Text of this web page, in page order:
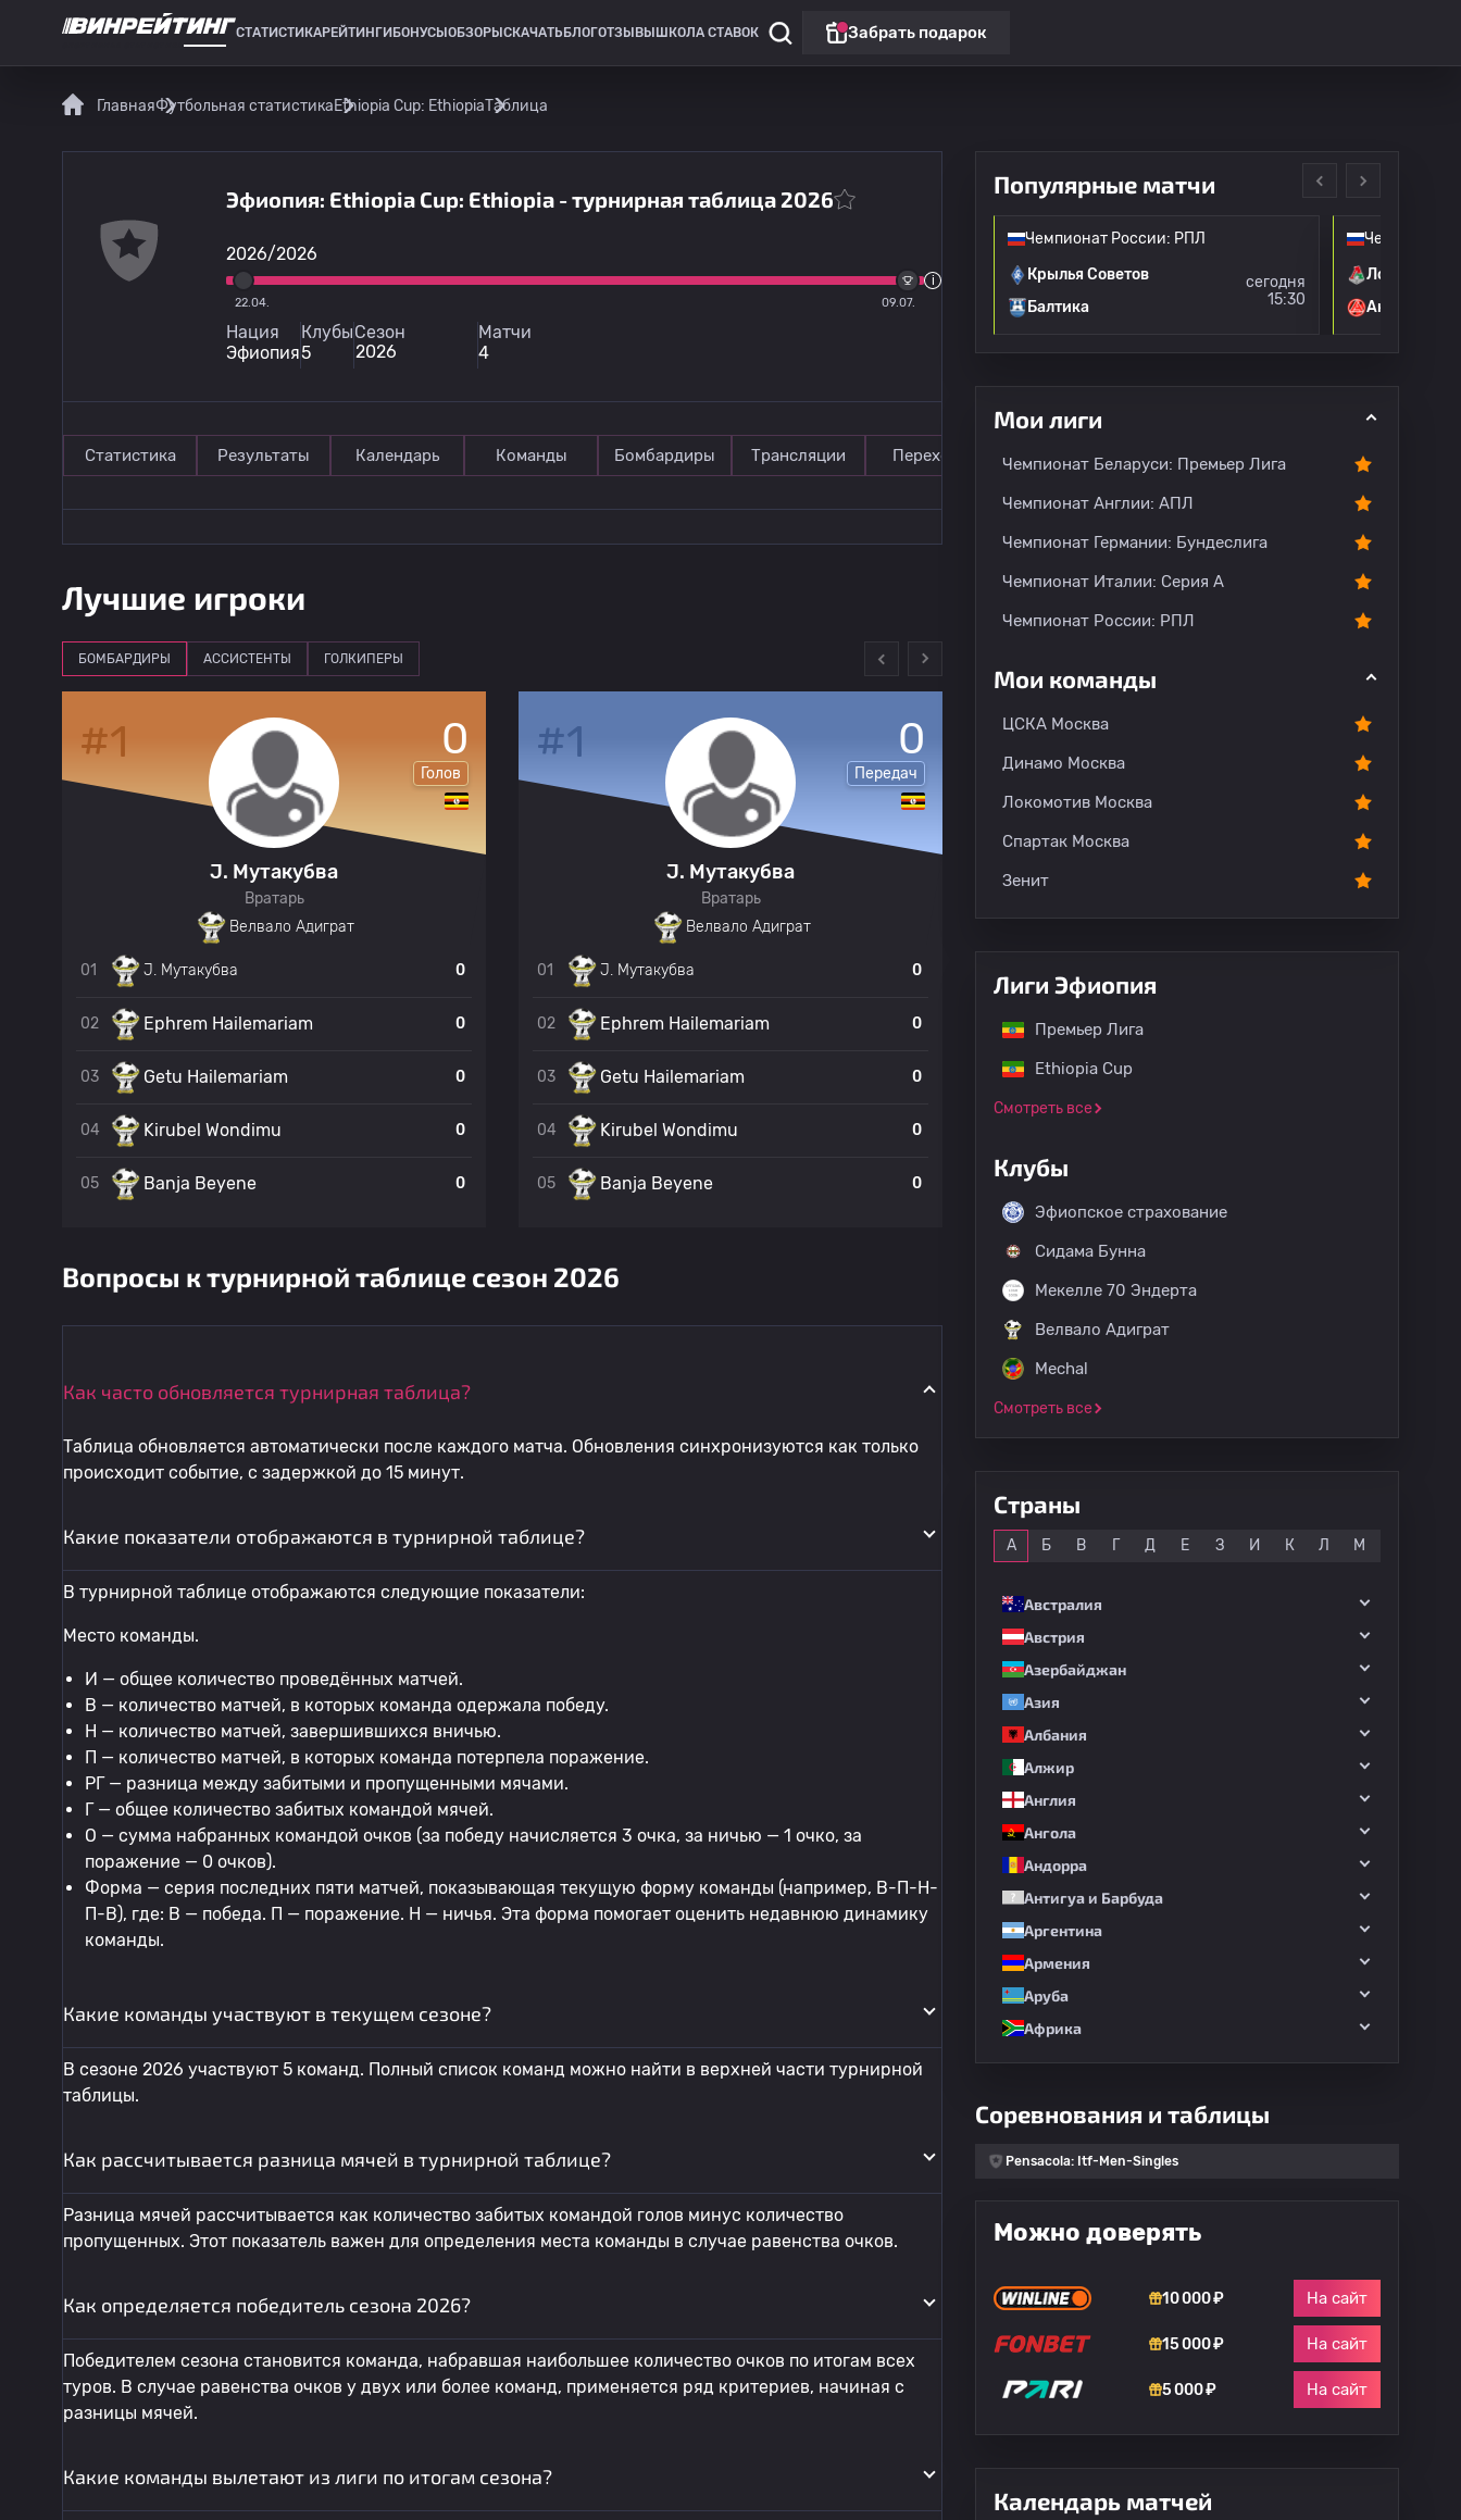
СТАТИСТИКАРЕЙТИНГИ БОНУСЫ ОБЗОРЫ СКАЧАТЬ БЛОГОТЗЫВЫ ШКОЛА СТАВОК Забрать подарок
ГлавнаяФутбольная статистикаEthiopia Cup: EthiopiaТаблица
Эфиопия: Ethiopia Cup: Ethiopia - турнирная таблица 2026
2026/2026
09.07.
22.04.
Нация
Эфиопия
Клубы
5
Сезон
2026
Матчи
4
Статистика Результаты Календарь Команды Бомбардиры Трансляции Переходы Все игроки
Лучшие игроки
БОМБАРДИРЫ АССИСТЕНТЫ ГОЛКИПЕРЫ
#1
J. Мутакубва
Вратарь
Велвало Адиграт
0
Голов
01 J. Мутакубва 0
02 Ephrem Hailemariam 0
03 Getu Hailemariam 0
04 Kirubel Wondimu 0
05 Banja Beyene 0
#1
J. Мутакубва
Вратарь
Велвало Адиграт
0
Передач
01 J. Мутакубва 0
02 Ephrem Hailemariam 0
03 Getu Hailemariam 0
04 Kirubel Wondimu 0
05 Banja Beyene 0
#1 0
Сейвов
02 Ephrem Hailemariam
03 Getu Hailemariam
05 Banja Beyene
Вопросы к турнирной таблице сезон 2026
Как часто обновляется турнирная таблица?
Таблица обновляется автоматически после каждого матча. Обновления синхронизуются как только
происходит событие, с задержкой до 15 минут.
Какие показатели отображаются в турнирной таблице?
В турнирной таблице отображаются следующие показатели:
Место команды.
И — общее количество проведённых матчей.
В — количество матчей, в которых команда одержала победу.
Н — количество матчей, завершившихся вничью.
П — количество матчей, в которых команда потерпела поражение.
РГ — разница между забитыми и пропущенными мячами.
Г — общее количество забитых командой мячей.
О — сумма набранных командой очков (за победу начисляется 3 очка, за ничью — 1 очко, за
поражение — 0 очков).
Форма — серия последних пяти матчей, показывающая текущую форму команды (например, В-П-Н-
П-В), где: В — победа. П — поражение. Н — ничья. Эта форма помогает оценить недавнюю динамику
команды.
Какие команды участвуют в текущем сезоне?
В сезоне 2026 участвуют 5 команд. Полный список команд можно найти в верхней части турнирной
таблицы.
Как рассчитывается разница мячей в турнирной таблице?
Разница мячей рассчитывается как количество забитых командой голов минус количество
пропущенных. Этот показатель важен для определения места команды в случае равенства очков.
Как определяется победитель сезона 2026?
Победителем сезона становится команда, набравшая наибольшее количество очков по итогам всех
туров. В случае равенства очков у двух или более команд, применяется ряд критериев, начиная с
разницы мячей.
Какие команды вылетают из лиги по итогам сезона?
Популярные матчи
Омония
13.08
Чемпионат России: РПЛ
Крылья Советов
Балтика
сегодня
15:30
Чемпионат
Локомотив
Акрон
Мои лиги
Чемпионат Беларуси: Премьер Лига
Чемпионат Англии: АПЛ
Чемпионат Германии: Бундеслига
Чемпионат Италии: Серия А
Чемпионат России: РПЛ
Мои команды
ЦСКА Москва
Динамо Москва
Локомотив Москва
Спартак Москва
Зенит
Лиги Эфиопия
Премьер Лига
Ethiopia Cup
Смотреть все
Клубы
Эфиопское страхование
Сидама Бунна
Мекелле 70 Эндерта
Велвало Адиграт
Mechal
Смотреть все
Страны
А Б В Г Д Е З И К Л М
Австралия
Австрия
Азербайджан
Азия
Албания
Алжир
Англия
Ангола
Андорра
Антигуа и Барбуда
Аргентина
Армения
Аруба
Африка
Соревнования и таблицы
Pensacola: Itf-Men-Singles
Можно доверять
10 000 ₽ На сайт
15 000 ₽ На сайт
5 000 ₽ На сайт
Календарь матчей